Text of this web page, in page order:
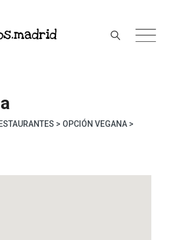
> OPCIÓN VEGANA >